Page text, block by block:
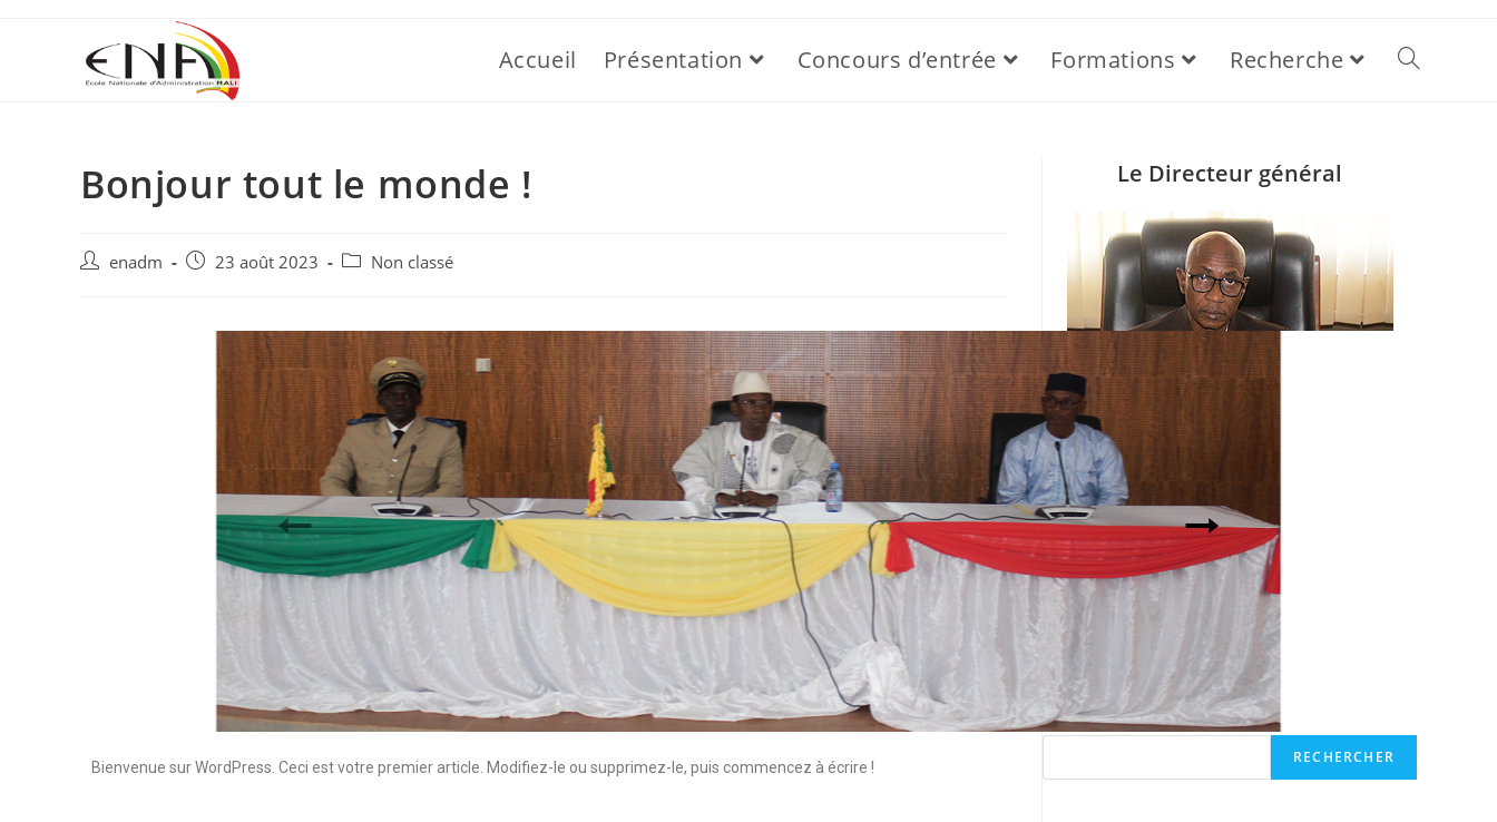
Accueil Présentation Concours d’entrée Formations Recherche
Bonjour tout le monde !
enadm 23 août 2023 Non classé
Bienvenue sur WordPress. Ceci est votre premier article. Modifiez-le ou supprimez-le, puis commencez à écrire !
Le Directeur général
Pr Balla DIARRA, Directeur général de l'Ecole nationale
d'Administration.
Curriculum vitae
Rechercher
RECHERCHER